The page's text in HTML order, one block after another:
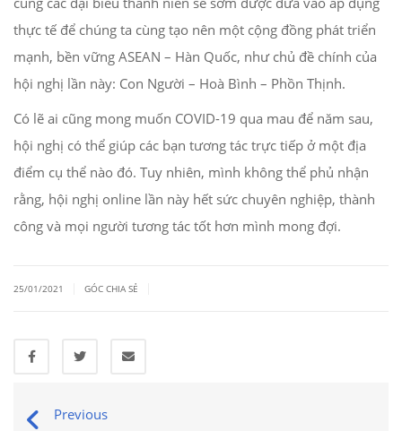
thực tế để chúng ta cùng tạo nên một cộng đồng phát triển
mạnh, bền vững ASEAN – Hàn Quốc, như chủ đề chính của
hội nghị lần này: Con Người – Hoà Bình – Phồn Thịnh.
Có lẽ ai cũng mong muốn COVID-19 qua mau để năm sau,
hội nghị có thể giúp các bạn tương tác trực tiếp ở một địa
điểm cụ thể nào đó. Tuy nhiên, mình không thể phủ nhận
rằng, hội nghị online lần này hết sức chuyên nghiệp, thành
công và mọi người tương tác tốt hơn mình mong đợi.
25/01/2021 GÓC CHIA SẺ
Previous